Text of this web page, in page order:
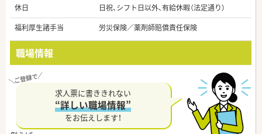
休日
日祝、シフト日以外、有給休暇（法定通り）
福利厚生諸手当
労災保険／薬剤師賠償責任保険
職場情報
求人票に書ききれない
“詳しい職場情報”
をお伝えします！